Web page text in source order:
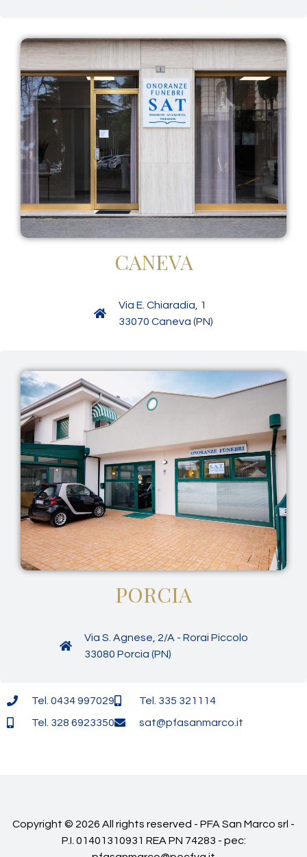
CANEVA
Via E. Chiaradia, 1
33070 Caneva (PN)
PORCIA
Via S. Agnese, 2/A - Rorai Piccolo
33080 Porcia (PN)
Tel. 0434 997029
Tel. 335 321114
Tel. 328 6923350
sat@pfasanmarco.it
Copyright © 2026 All rights reserved - PFA San Marco srl -
P.I. 01401310931 REA PN 74283 - pec: